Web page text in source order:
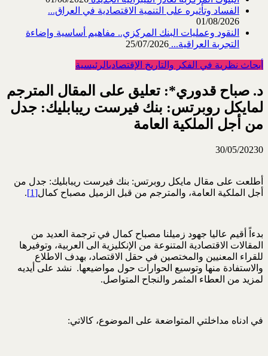
الفساد وتأثيره على التنمية الاقتصادية في العراق...
01/08/2026
النقود وعمليات البنك المركزي.. مفاهيم أساسية وإضاءة
التجربة العراقية... 25/07/2026
أبحاث نظرية في الفكر والتاريخ الإقتصاديالرئيسية
د. صباح قدوري*: تعليق على المقال المترجم
لمايكل روبرتس: بنك فيرست ريبابليك: جدل
من أجل الملكية العامة
30/05/20230
أطلعت على مقال مايكل روبرتس: بنك فيرست ريبابليك: جدل من
أجل الملكية العامة، والمترجم من قبل الزميل مصباح كمال[1]
.
بدءاً أقيم عاليا جهود زميلنا مصباح كمال في ترجمة العديد من
المقالات الاقتصادية المتنوعة من الإنكليزية الى العربية، وتوفيرها
للقراء المعنيين والمختصين في حقل الاقتصاد، بهدف الاطلاع
والاستفادة منها وتوسيع الحوارات حول مواضيعها. نشد على أيديه
لمزيد من العطاء المثمر والنجاح المتواصل.
في ادناه مداخلتي المتواضعة على الموضوع، كالاتي: